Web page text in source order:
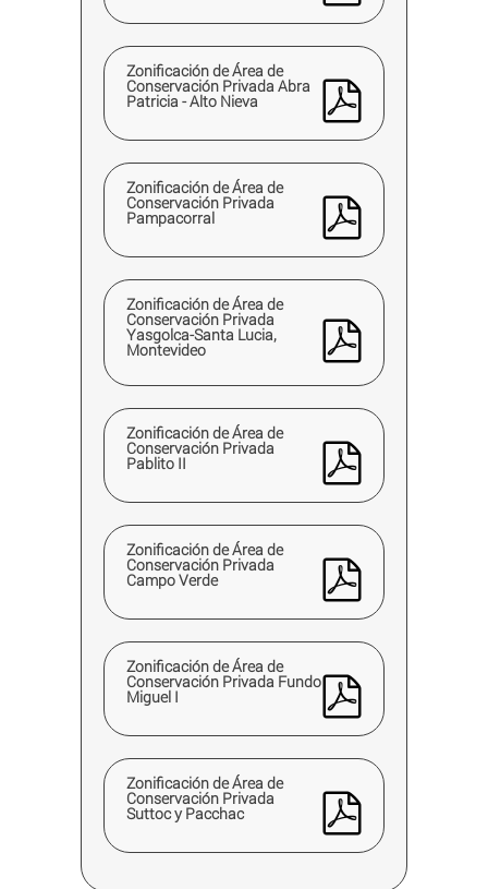
Zonificación de Área de
Conservación Privada Abra
Patricia - Alto Nieva
Zonificación de Área de
Conservación Privada
Pampacorral
Zonificación de Área de
Conservación Privada
Yasgolca-Santa Lucia,
Montevideo
Zonificación de Área de
Conservación Privada
Pablito II
Zonificación de Área de
Conservación Privada
Campo Verde
Zonificación de Área de
Conservación Privada Fundo
Miguel I
Zonificación de Área de
Conservación Privada
Suttoc y Pacchac